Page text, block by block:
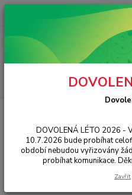
Chat / Online podpora - 24/7
Haylou
DOVOLENÁ LÉTO 2026 -
10.7.2026 bude probíhat
období nebudou vyřizovány
probíhat komunikace.
Zavřít